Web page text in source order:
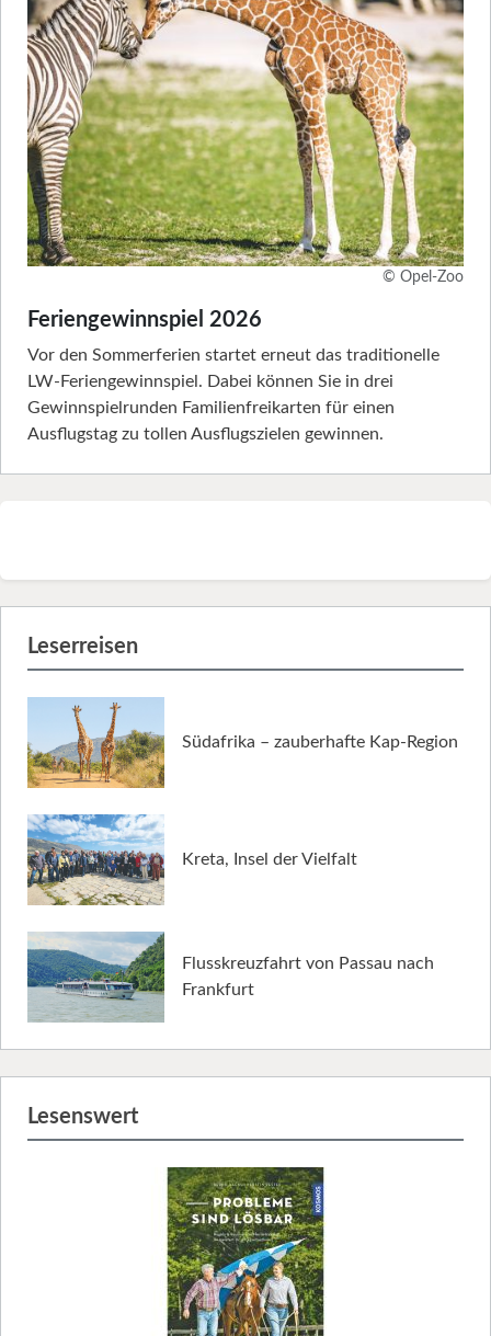
© Opel-Zoo
Feriengewinnspiel 2026
Vor den Sommerferien startet erneut das traditionelle
LW-Feriengewinnspiel. Dabei können Sie in drei
Gewinnspielrunden Familienfreikarten für einen
Ausflugstag zu tollen Ausflugszielen gewinnen.
Leserreisen
Südafrika – zauberhafte Kap-Region
Kreta, Insel der Vielfalt
Flusskreuzfahrt von Passau nach
Frankfurt
Lesenswert